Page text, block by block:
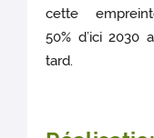
cette
50% d’ici 2030
tard.